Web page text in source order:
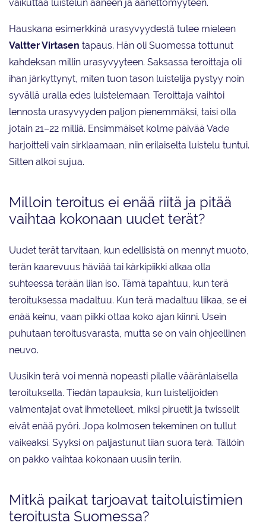
vaikuttaa luistelun ääneen ja äänettömyyteen.
Hauskana esimerkkinä urasyvyydestä tulee mieleen
Valtter Virtasen tapaus. Hän oli Suomessa tottunut
kahdeksan millin urasyvyyteen. Saksassa teroittaja oli
ihan järkyttynyt, miten tuon tason luistelija pystyy noin
syvällä uralla edes luistelemaan. Teroittaja vaihtoi
lennosta urasyvyyden paljon pienemmäksi, taisi olla
jotain 21–22 milliä. Ensimmäiset kolme päivää Vade
harjoitteli vain sirklaamaan, niin erilaiselta luistelu tuntui.
Sitten alkoi sujua.
Milloin teroitus ei enää riitä ja pitää
vaihtaa kokonaan uudet terät?
Uudet terät tarvitaan, kun edellisistä on mennyt muoto,
terän kaarevuus häviää tai kärkipiikki alkaa olla
suhteessa terään liian iso. Tämä tapahtuu, kun terä
teroituksessa madaltuu. Kun terä madaltuu liikaa, se ei
enää keinu, vaan piikki ottaa koko ajan kiinni. Usein
puhutaan teroitusvarasta, mutta se on vain ohjeellinen
neuvo.
Uusikin terä voi mennä nopeasti pilalle vääränlaisella
teroituksella. Tiedän tapauksia, kun luistelijoiden
valmentajat ovat ihmetelleet, miksi piruetit ja twisselit
eivät enää pyöri. Jopa kolmosen tekeminen on tullut
vaikeaksi. Syyksi on paljastunut liian suora terä. Tällöin
on pakko vaihtaa kokonaan uusiin teriin.
Mitkä paikat tarjoavat taitoluistimien
teroitusta Suomessa?